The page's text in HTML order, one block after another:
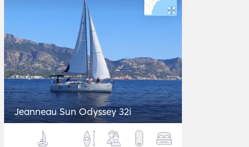
Jeanneau Sun Odyssey 32i